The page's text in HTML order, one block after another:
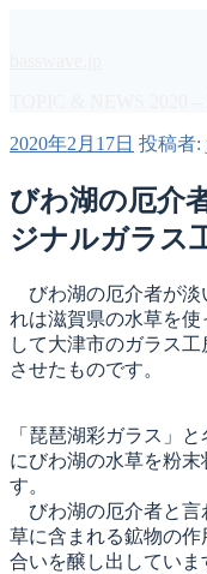
へ
キ
ッ
プ
投
日:
2020年2月17日 投稿者:
びわ湖の厄介
ジナルガラス
びわ湖の厄介者が淡
れは滋賀県の水草を
して大津市のガラス
させたものです。
「琵琶湖彩ガラス」
にびわ湖の水草を粉
す。
びわ湖の厄介者と言
草に含まれる鉱物の
合いを醸し出していま